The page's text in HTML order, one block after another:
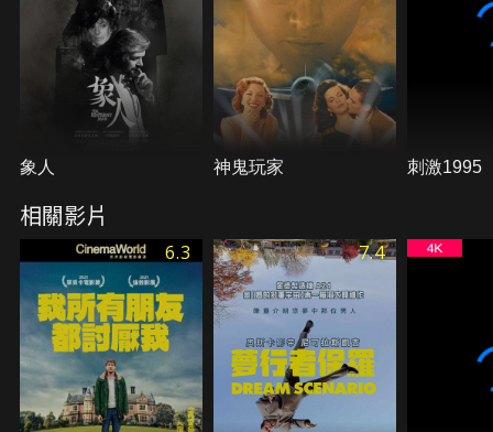
象人 神鬼玩家 刺激1995
相關影片
6.3 7.4